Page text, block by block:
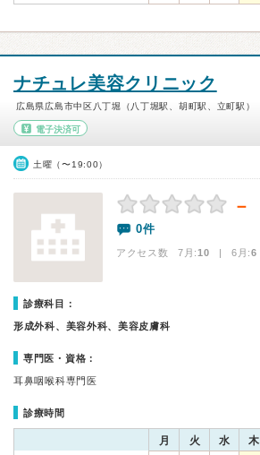
ナチュレ美容クリニック
広島県広島市中区八丁堀（八丁堀駅、胡町駅、立町駅）
電子決済可
土曜（〜19:00）
－
0件
アクセス数 7月:10 | 6月:6
診療科目：
形成外科、美容外科、美容皮膚科
専門医・資格：
耳鼻咽喉科専門医
診療時間
月 火 水 木